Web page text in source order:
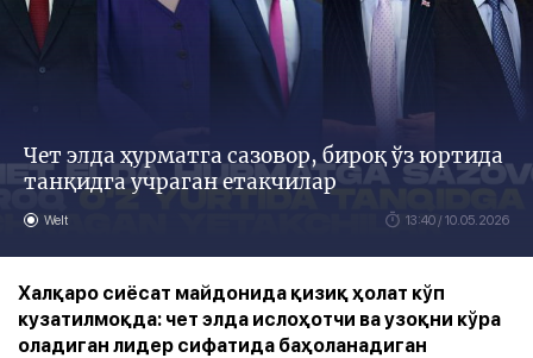
Чет элда ҳурматга сазовор, бироқ ўз юртида
танқидга учраган етакчилар
Welt 13:40 / 10.05.2026
Халқаро сиёсат майдонида қизиқ ҳолат кўп
кузатилмоқда: чет элда ислоҳотчи ва узоқни кўра
оладиган лидер сифатида баҳоланадиган